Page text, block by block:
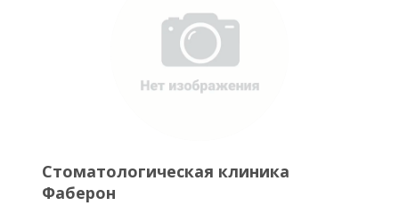
Стоматологическая клиника
Фаберон